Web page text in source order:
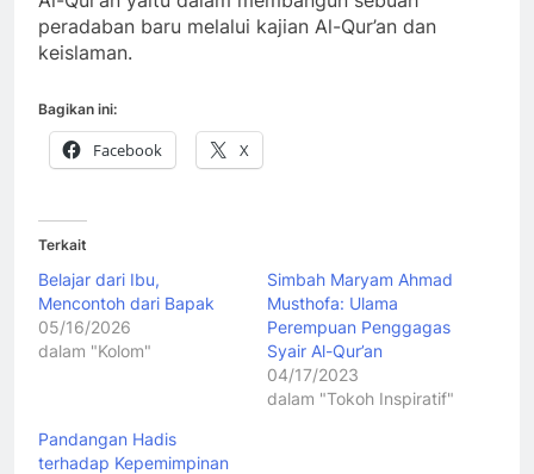
peradaban baru melalui kajian Al-Qur’an dan
keislaman.
Bagikan ini:
Facebook X
Terkait
Belajar dari Ibu,
Mencontoh dari Bapak
05/16/2026
dalam "Kolom"
Simbah Maryam Ahmad
Musthofa: Ulama
Perempuan Penggagas
Syair Al-Qur’an
04/17/2023
dalam "Tokoh Inspiratif"
Pandangan Hadis
terhadap Kepemimpinan